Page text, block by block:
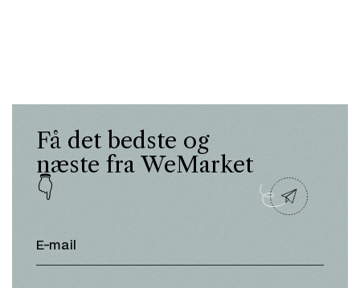
Få det bedste og
næste fra WeMarket
👇
E-mail